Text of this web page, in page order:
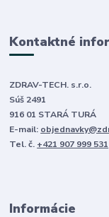
Kontaktné
ZDRAV-TECH. s.r.o.
Súš 2491
916 01 STARÁ TURÁ
E-mail:
Tel. č. +421 907 999 531
Informácie